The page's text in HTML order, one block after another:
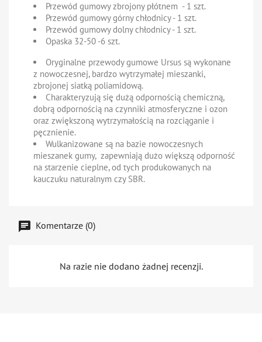
Przewód gumowy zbrojony płótnem - 1 szt.
Przewód gumowy górny chłodnicy - 1 szt.
Przewód gumowy dolny chłodnicy - 1 szt.
Opaska 32-50 -6 szt.
Oryginalne przewody gumowe Ursus są wykonane
z nowoczesnej, bardzo wytrzymałej mieszanki,
zbrojonej siatką poliamidową.
Charakteryzują się dużą odpornością chemiczną,
dobrą odpornością na czynniki atmosferyczne i ozon
oraz zwiększoną wytrzymałością na rozciąganie i
pęcznienie.
Wulkanizowane są na bazie nowoczesnych
mieszanek gumy, zapewniają dużo większą odporność
na starzenie cieplne, od tych produkowanych na
kauczuku naturalnym czy SBR.
Komentarze (0)
Na razie nie dodano żadnej recenzji.